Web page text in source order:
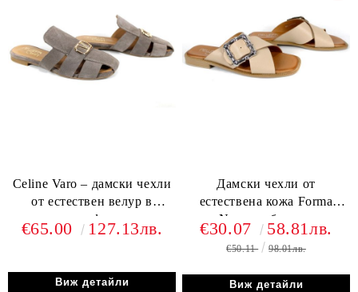
Celine Varo – дамски чехли
от естествен велур в
пясъчно кафяв нюанс
€65.00 127.13лв.
Виж детайли
Дамски чехли от
естествена кожа Forma
Nuova – бежови
€30.07 58.81лв.
€50.11 98.01лв.
Виж детайли